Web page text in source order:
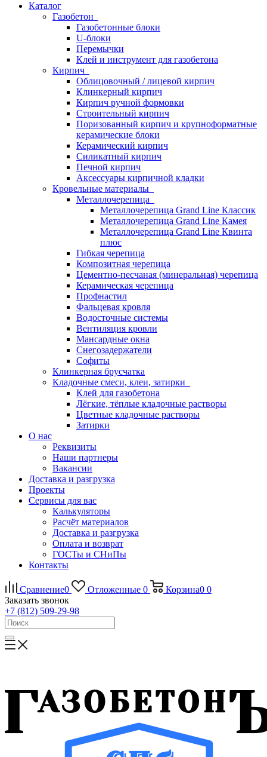
Каталог
Газобетон
Газобетонные блоки
U-блоки
Перемычки
Клей и инструмент для газобетона
Кирпич
Облицовочный / лицевой кирпич
Клинкерный кирпич
Кирпич ручной формовки
Строительный кирпич
Поризованный кирпич и крупноформатные
керамические блоки
Керамический кирпич
Силикатный кирпич
Печной кирпич
Аксессуары кирпичной кладки
Кровельные материалы
Металлочерепица
Металлочерепица Grand Line Классик
Металлочерепица Grand Line Камея
Металлочерепица Grand Line Квинта
плюс
Гибкая черепица
Композитная черепица
Цементно-песчаная (минеральная) черепица
Керамическая черепица
Профнастил
Фальцевая кровля
Водосточные системы
Вентиляция кровли
Мансардные окна
Снегозадержатели
Софиты
Клинкерная брусчатка
Кладочные смеси, клеи, затирки
Клей для газобетона
Лёгкие, тёплые кладочные растворы
Цветные кладочные растворы
Затирки
О нас
Реквизиты
Наши партнеры
Вакансии
Доставка и разгрузка
Проекты
Сервисы для вас
Калькуляторы
Расчёт материалов
Доставка и разгрузка
Оплата и возврат
ГОСТы и СНиПы
Контакты
Сравнение0 Отложенные 0 Корзина0 0
Заказать звонок
+7 (812) 509-29-98